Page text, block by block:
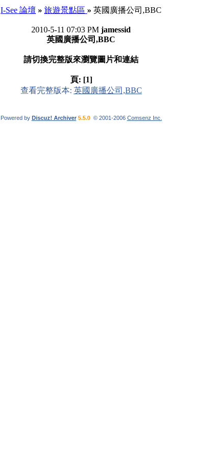
I-See 論壇 » 旅遊景點區 » 英國廣播公司,BBC
2010-5-11 07:03 PM jamessid
英國廣播公司,BBC
請切換完整版來瀏覽圖片和連結
頁: [1]
查看完整版本: 英國廣播公司,BBC
Powered by Discuz! Archiver 5.5.0© 2001-2006 Comsenz Inc.